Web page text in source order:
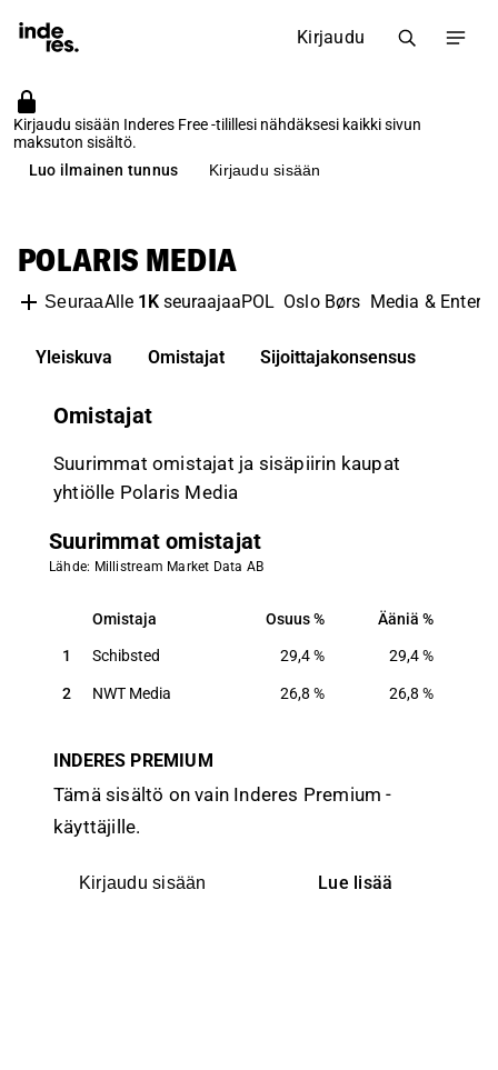
Kirjaudu
Kirjaudu sisään Inderes Free -tilillesi nähdäksesi kaikki sivun
maksuton sisältö.
Luo ilmainen tunnus
Kirjaudu sisään
POLARIS MEDIA
SeuraaAlle 1KseuraajaaPOL Oslo Børs Media &
Yleiskuva Omistajat Sijoittajakonsensus
Omistajat
Suurimmat omistajat ja sisäpiirin kaupat
yhtiölle Polaris Media
Suurimmat omistajat
Lähde: Millistream Market Data AB
Omistaja Osuus Ääniä
Omistaja Osuus Ääniä
1 Schibsted 29,4% 29,4%
2 NWT Media 26,8 % 26,8 %
INDERES PREMIUM
Tämä sisältö on vain Inderes Premium -
käyttäjille.
Kirjaudu sisään Lue lisää